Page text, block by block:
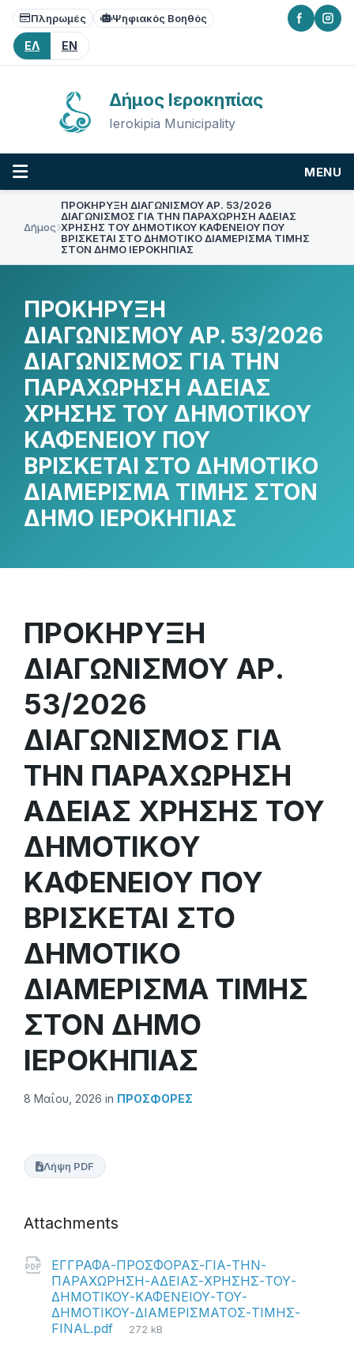
Skip
content
Skip
main
navigation
Skip
footer
Πληρωμές Ψηφιακός Βοηθός
ΕΛ EN
Δήμος Ιεροκηπίας
Ierokipia Municipality
MENU
Δήμος
ΠΡΟΚΗΡΥΞΗ ΔΙΑΓΩΝΙΣΜΟΥ ΑΡ. 53/2026
ΔΙΑΓΩΝΙΣΜΟΣ ΓΙΑ ΤΗΝ ΠΑΡΑΧΩΡΗΣΗ ΑΔΕΙΑΣ
ΧΡΗΣΗΣ ΤΟΥ ΔΗΜΟΤΙΚΟΥ ΚΑΦΕΝΕΙΟΥ ΠΟΥ
ΒΡΙΣΚΕΤΑΙ ΣΤΟ ΔΗΜΟΤΙΚΟ ΔΙΑΜΕΡΙΣΜΑ ΤΙΜΗΣ
ΣΤΟΝ ΔΗΜΟ ΙΕΡΟΚΗΠΙΑΣ
ΠΡΟΚΗΡΥΞΗ
ΔΙΑΓΩΝΙΣΜΟΥ ΑΡ. 53/2026
ΔΙΑΓΩΝΙΣΜΟΣ ΓΙΑ ΤΗΝ
ΠΑΡΑΧΩΡΗΣΗ ΑΔΕΙΑΣ
ΧΡΗΣΗΣ ΤΟΥ ΔΗΜΟΤΙΚΟΥ
ΚΑΦΕΝΕΙΟΥ ΠΟΥ
ΒΡΙΣΚΕΤΑΙ ΣΤΟ ΔΗΜΟΤΙΚΟ
ΔΙΑΜΕΡΙΣΜΑ ΤΙΜΗΣ ΣΤΟΝ
ΔΗΜΟ ΙΕΡΟΚΗΠΙΑΣ
ΠΡΟΚΗΡΥΞΗ
ΔΙΑΓΩΝΙΣΜΟΥ ΑΡ.
53/2026
ΔΙΑΓΩΝΙΣΜΟΣ ΓΙΑ
ΤΗΝ ΠΑΡΑΧΩΡΗΣΗ
ΑΔΕΙΑΣ ΧΡΗΣΗΣ ΤΟΥ
ΔΗΜΟΤΙΚΟΥ
ΚΑΦΕΝΕΙΟΥ ΠΟΥ
ΒΡΙΣΚΕΤΑΙ ΣΤΟ
ΔΗΜΟΤΙΚΟ
ΔΙΑΜΕΡΙΣΜΑ ΤΙΜΗΣ
ΣΤΟΝ ΔΗΜΟ
ΙΕΡΟΚΗΠΙΑΣ
8 Μαΐου, 2026 in ΠΡΟΣΦΟΡΕΣ
Λήψη PDF
Attachments
ΕΓΓΡΑΦΑ-ΠΡΟΣΦΟΡΑΣ-ΓΙΑ-ΤΗΝ-
ΠΑΡΑΧΩΡΗΣΗ-ΑΔΕΙΑΣ-ΧΡΗΣΗΣ-ΤΟΥ-
ΔΗΜΟΤΙΚΟΥ-ΚΑΦΕΝΕΙΟΥ-ΤΟΥ-
ΔΗΜΟΤΙΚΟΥ-ΔΙΑΜΕΡΙΣΜΑΤΟΣ-ΤΙΜΗΣ-
FINAL.pdf
File
272 kB